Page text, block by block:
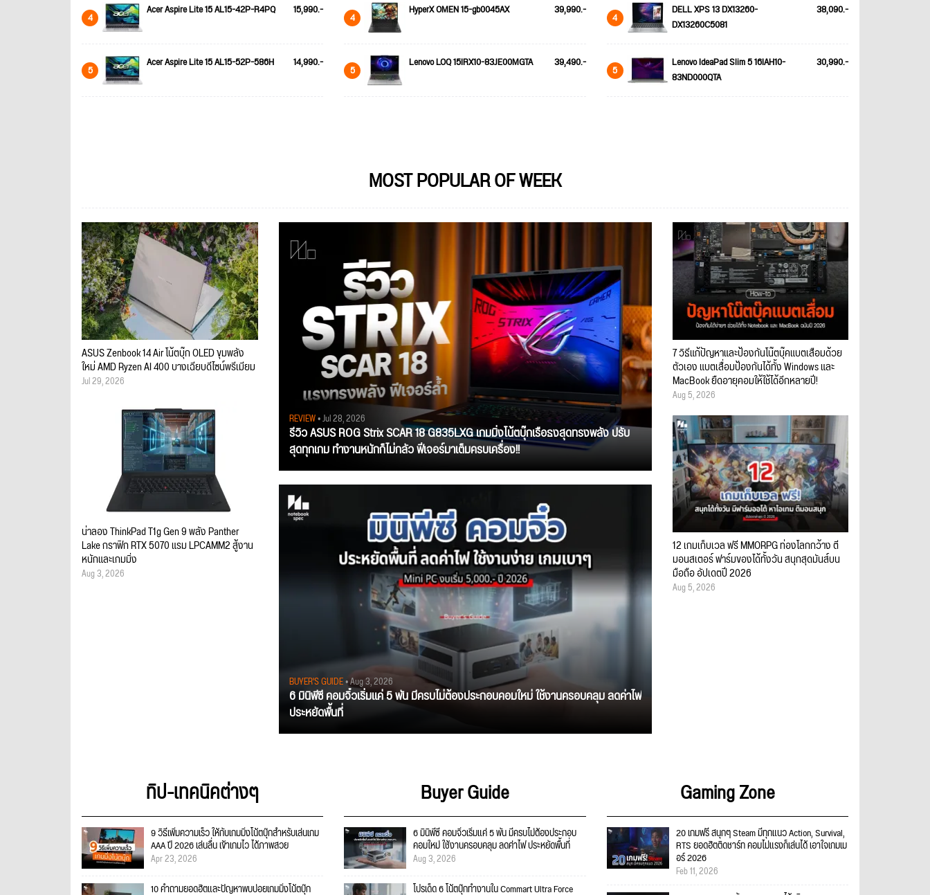
4 Acer Aspire Lite 15 AL15-42P-R4PQ 15,990.-
5 Acer Aspire Lite 15 AL15-52P-586H 14,990.-
4 HyperX OMEN 15-gb0045AX 39,990.-
5 Lenovo LOQ 15IRX10-83JE00MGTA 39,490.-
4
DELL XPS 13 DX13260-
DX13260C5081
38,090.-
5
Lenovo IdeaPad Slim 5 16IAH10-
83ND000QTA
30,990.-
MOST POPULAR OF WEEK
REVIEW• Jul 28, 2026
รีวิว ASUS ROG Strix SCAR 18 G835LXG เกมมิ่งโน้ตบุ๊กเรือธงสุดทรงพลัง ปรับ
สุดทุกเกม ทำงานหนักก็ไม่กลัว ฟีเจอร์มาเต็มครบเครื่อง!!
BUYER'S GUIDE• Aug 3, 2026
6 มินิพีซี คอมจิ๋วเริ่มแค่ 5 พัน มีครบไม่ต้องประกอบคอมใหม่ ใช้งานครอบคลุม ลดค่าไฟ
ประหยัดพื้นที่
ASUS Zenbook 14 Air โน้ตบุ๊ก OLED ขุมพลัง
ใหม่ AMD Ryzen AI 400 บางเฉียบดีไซน์พรีเมียม
Jul 29, 2026
น่าลอง ThinkPad T1g Gen 9 พลัง Panther
Lake กราฟิก RTX 5070 แรม LPCAMM2 สู้งาน
หนักและเกมมิ่ง
Aug 3, 2026
7 วิธีแก้ปัญหาและป้องกันโน๊ตบุ๊คแบตเสื่อมด้วย
ตัวเอง แบตเสื่อมป้องกันได้ทั้ง Windows และ
MacBook ยืดอายุคอมให้ใช้ได้อีกหลายปี!
Aug 5, 2026
12 เกมเก็บเวล ฟรี MMORPG ท่องโลกกว้าง ตี
มอนสเตอร์ ฟาร์มของได้ทั้งวัน สนุกสุดมันส์บน
มือถือ อัปเดตปี 2026
Aug 5, 2026
ทิป-เทคนิคต่างๆ
9 วิธีเพิ่มความเร็ว ให้กับเกมมิ่งโน้ตบุ๊กสำหรับเล่นเกม
AAA ปี 2026 เล่นลื่น เข้าเกมไว ได้ภาพสวย
Apr 23, 2026
10 คำถามยอดฮิตและปัญหาพบบ่อยเกมมิ่งโน้ตบุ๊ก
Buyer Guide
6 มินิพีซี คอมจิ๋วเริ่มแค่ 5 พัน มีครบไม่ต้องประกอบ
คอมใหม่ ใช้งานครอบคลุม ลดค่าไฟ ประหยัดพื้นที่
Aug 3, 2026
โปรเด็ด 6 โน้ตบุ๊กทำงานใน Commart Ultra Force
Gaming Zone
20 เกมฟรี สนุกๆ Steam มีทุกแนว Action, Survival,
RTS ยอดฮิตติดชาร์ท คอมไม่แรงก็เล่นได้ เอาใจเกมเม
อร์ 2026
Feb 11, 2026